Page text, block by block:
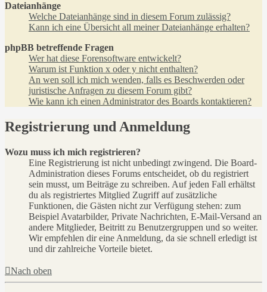
Dateianhänge
Welche Dateianhänge sind in diesem Forum zulässig?
Kann ich eine Übersicht all meiner Dateianhänge erhalten?
phpBB betreffende Fragen
Wer hat diese Forensoftware entwickelt?
Warum ist Funktion x oder y nicht enthalten?
An wen soll ich mich wenden, falls es Beschwerden oder
juristische Anfragen zu diesem Forum gibt?
Wie kann ich einen Administrator des Boards kontaktieren?
Registrierung und Anmeldung
Wozu muss ich mich registrieren?
Eine Registrierung ist nicht unbedingt zwingend. Die Board-
Administration dieses Forums entscheidet, ob du registriert
sein musst, um Beiträge zu schreiben. Auf jeden Fall erhältst
du als registriertes Mitglied Zugriff auf zusätzliche
Funktionen, die Gästen nicht zur Verfügung stehen: zum
Beispiel Avatarbilder, Private Nachrichten, E-Mail-Versand an
andere Mitglieder, Beitritt zu Benutzergruppen und so weiter.
Wir empfehlen dir eine Anmeldung, da sie schnell erledigt ist
und dir zahlreiche Vorteile bietet.
Nach oben